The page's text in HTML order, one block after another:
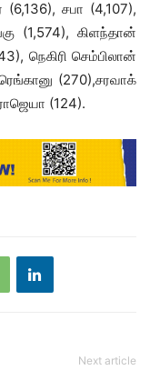
(6,136), சபா (4,107),
(1,574), கிளந்தான்
நெகிரி செம்பிலான்
(270),சரவாக்
(124).
Next article